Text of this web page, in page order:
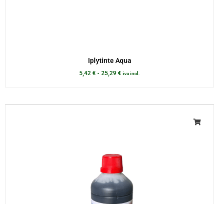
Iplytinte Aqua
5,42 € - 25,29 € iva incl.